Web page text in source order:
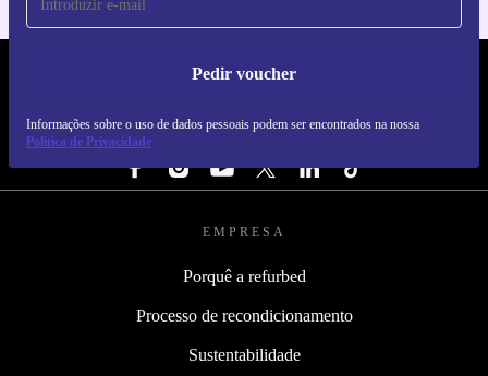
Pedir voucher
Informações sobre o uso de dados pessoais podem ser encontrados na nossa
Política de Privacidade
REFURBED PORTUGAL - RETHINK NEW.
SEGUE-NOS
EMPRESA
Porquê a refurbed
Processo de recondicionamento
Sustentabilidade